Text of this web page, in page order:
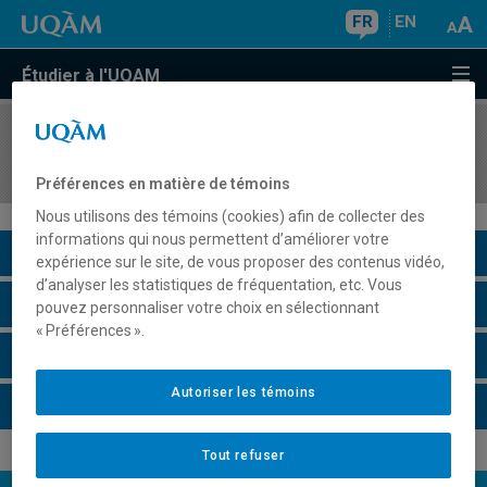
FR EN
Étudier à l'UQAM
COURS//
Description du cours
Horaire - Été 2026
Préférences en matière de témoins
Nous utilisons des témoins (cookies) afin de collecter des
informations qui nous permettent d’améliorer votre
expérience sur le site, de vous proposer des contenus vidéo,
d’analyser les statistiques de fréquentation, etc. Vous
pouvez personnaliser votre choix en sélectionnant
« Préférences ».
Tout refuser
Autoriser les témoins